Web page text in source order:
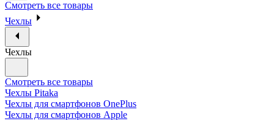
Смотреть все товары
Чехлы
Чехлы
Смотреть все товары
Чехлы Pitaka
Чехлы для смартфонов OnePlus
Чехлы для смартфонов Apple